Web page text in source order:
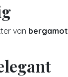
van bergamot